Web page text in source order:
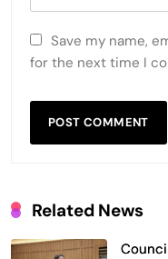
Save my name,
for the next time I
Related News